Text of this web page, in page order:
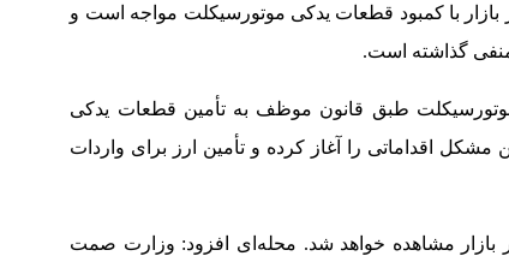
با کمبود قطعات یدکی موتورسیکلت مواجه است و
گذاشته است.
موتورسیکلت طبق قانون موظف به تأمین قطعات یدکی
اقداماتی را آغاز کرده و تأمین ارز برای واردات
بازار مشاهده خواهد شد. محله‌ای افزود: وزارت صمت